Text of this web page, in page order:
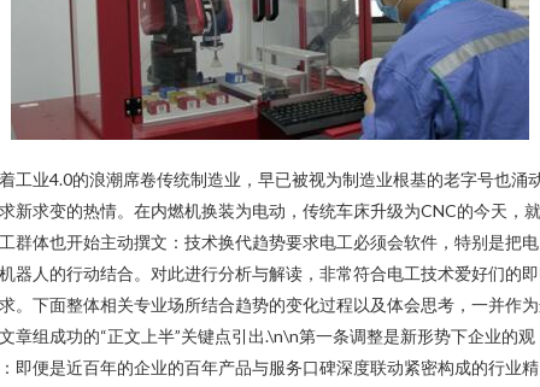
工业4.0的浪潮席卷传统制造业，早已被视为制造业根基的老字号也涌
新求变的热情。在内燃机换装为电动，传统车床升级为CNC的今天，
群体也开始主动撰文：技术换代趋势要求电工必须会软件，特别是把
器人的行动结合。对此进行分析与解读，非常符合电工技术爱好们的
。下面整体相关专业场所结合趋势的变化过程以及体会思考，一并作
章组成功的“正文上半”关键点引出.\n\n第一条调整是新形势下企业的观
即便是近百年的企业的百年产品与服务口碑深度联动紧密构成的行业精